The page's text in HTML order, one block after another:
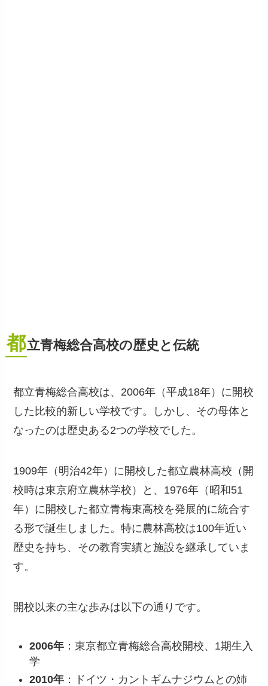
都立青梅総合高校の歴史と伝統
都立青梅総合高校は、2006年（平成18年）に開校
した比較的新しい学校です。しかし、その母体と
なったのは歴史ある2つの学校でした。
1909年（明治42年）に開校した都立農林高校（開
校時は東京府立農林学校）と、1976年（昭和51
年）に開校した都立青梅東高校を発展的に統合す
る形で誕生しました。特に農林高校は100年近い
歴史を持ち、その教育実績と施設を継承していま
す。
開校以来の主な歩みは以下の通りです。
2006年 ：東京都立青梅総合高校開校、1期生入
学
2010年 ：ドイツ・カントギムナジウムとの姉